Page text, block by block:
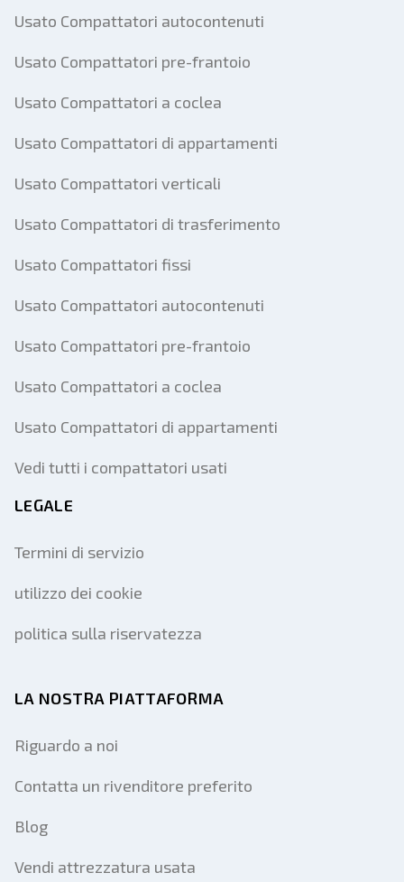
Usato Compattatori autocontenuti
Usato Compattatori pre-frantoio
Usato Compattatori a coclea
Usato Compattatori di appartamenti
Usato Compattatori verticali
Usato Compattatori di trasferimento
Usato Compattatori fissi
Usato Compattatori autocontenuti
Usato Compattatori pre-frantoio
Usato Compattatori a coclea
Usato Compattatori di appartamenti
Vedi tutti i compattatori usati
LEGALE
Termini di servizio
utilizzo dei cookie
politica sulla riservatezza
LA NOSTRA PIATTAFORMA
Riguardo a noi
Contatta un rivenditore preferito
Blog
Vendi attrezzatura usata